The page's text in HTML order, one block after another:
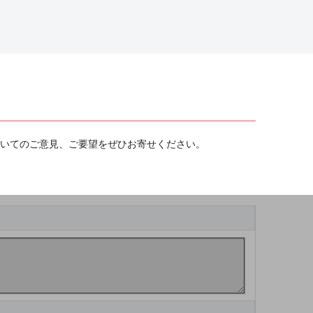
のご意見、ご要望をぜひお寄せください。